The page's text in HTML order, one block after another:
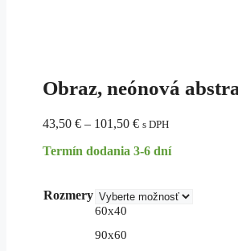
Obraz, neónová
43,50 € – 101,50 €Price
43,50 €
s DPH
Termín dodania 3-6 dní
Rozmery
60x40
90x60